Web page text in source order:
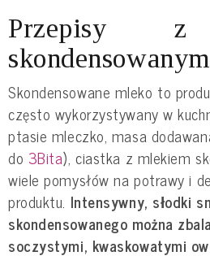
Przepisy z
skondensowanym
Skondensowane mleko to
często wykorzystywany w
ptasie mleczko, masa
do 3Bita), ciastka z mlekiem
wiele pomysłów na potrawy i
produktu. Intensywny, słodki
skondensowanego można
soczystymi, kwaskowatymi